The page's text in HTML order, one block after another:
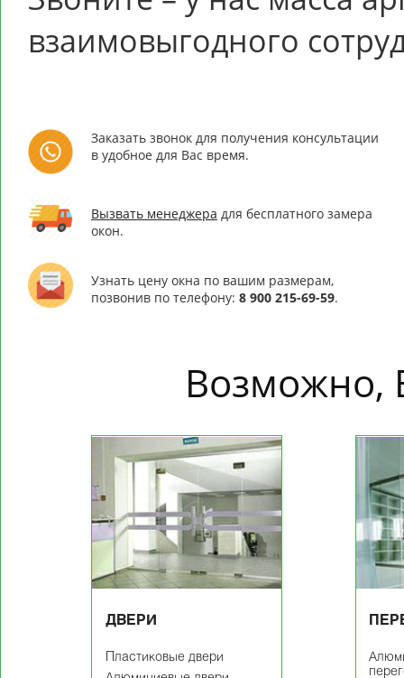
взаимовыгодного
Заказать звонок для получения консультации
в удобное для Вас время.
Вызвать менеджера для бесплатного замера
окон.
Узнать цену окна по вашим размерам,
позвонив по телефону: 8 900 215-69-59.
Возможно,
ДВЕРИ
Пластиковые двери